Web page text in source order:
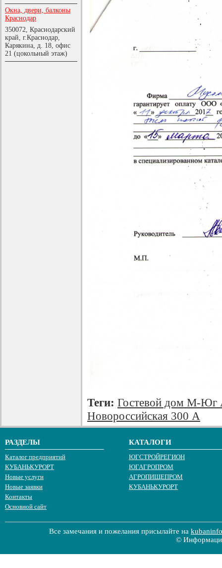
Окна, двери, балконы
Краснодар
350072, Краснодарский
край, г.Краснодар,
Карякина, д. 18, офис
21 (цокольный этаж)
Теги: Гостевой дом М-Юг
Новороссийская 300 А
РАЗДЕЛЫ
Каталог предприятий
КУБАНЬКУРОРТ
Новые услуги
Новые заявки
Контакты
Основной сайт
КАТАЛОГИ
ЮГСТРОЙРЕГИОН
ЮГАГРОПРОМ
АГРОПИЩЕПРОМ
КУБАНЬКУРОРТ
Все замечания и пожелания присылайте на
©